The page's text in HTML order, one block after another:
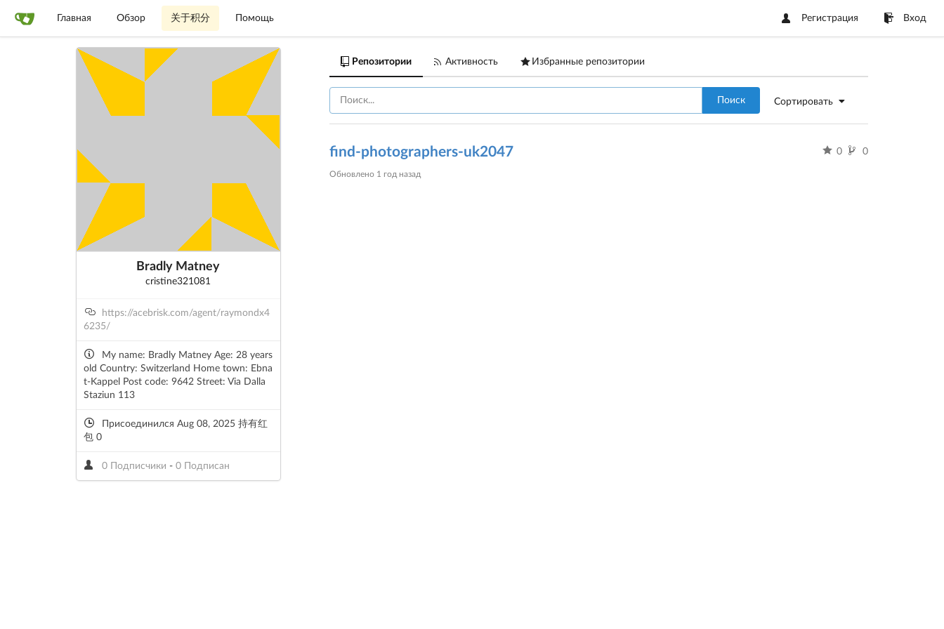
Главная Обзор 关于积分 Помощь Регистрация Вход
Bradly Matney
cristine321081
https://acebrisk.com/agent/raymondx4
6235/
My name: Bradly Matney Age: 28 years
old Country: Switzerland Home town: Ebna
t-Kappel Post code: 9642 Street: Via Dalla
Staziun 113
Присоединился Aug 08, 2025 持有红
包 0
0 Подписчики - 0 Подписан
Репозитории Активность Избранные репозитории
Сортировать
Поиск
find-photographers-uk2047 0 0
Обновлено 1 год назад